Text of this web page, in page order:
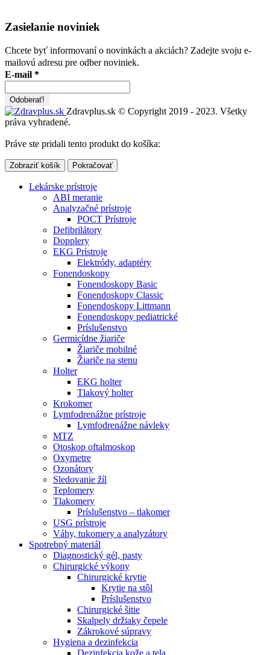
Zasielanie noviniek
Chcete byť informovaní o novinkách a akciách? Zadejte svoju e-
mailovú adresu pre odber noviniek.
E-mail *
Zdravplus.sk © Copyright 2019 - 2023. Všetky
práva vyhradené.
Práve ste pridali tento produkt do košíka:
Zobraziť košík Pokračovať
Lekárske prístroje
ABI meranie
Analyzačné prístroje
POCT Prístroje
Defibrilátory
Dopplery
EKG Prístroje
Elektródy, adaptéry
Fonendoskopy
Fonendoskopy Basic
Fonendoskopy Classic
Fonendoskopy Littmann
Fonendoskopy pediatrické
Príslušenstvo
Germicídne žiariče
Žiariče mobilné
Žiariče na stenu
Holter
EKG holter
Tlakový holter
Krokomer
Lymfodrenážne prístroje
Lymfodrenážne návleky
MTZ
Otoskop oftalmoskop
Oxymetre
Ozonátory
Sledovanie žíl
Teplomery
Tlakomery
Príslušenstvo – tlakomer
USG prístroje
Váhy, tukomery a analyzátory
Spotrebný materiál
Diagnostický gél, pasty
Chirurgické výkony
Chirurgické krytie
Krytie na stôl
Príslušenstvo
Chirurgické šitie
Skalpely držiaky čepele
Zákrokové súpravy
Hygiena a dezinfekcia